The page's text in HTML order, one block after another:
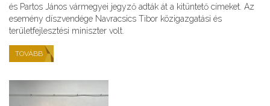
és Partos János vármegyei jegyző adták át a kitüntető címeket. Az
esemény díszvendége Navracsics Tibor közigazgatási és
területfejlesztési miniszter volt.
TOVÁBB